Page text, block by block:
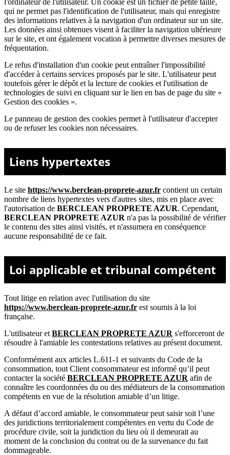
l'ordinateur de l'utilisateur. Un cookie est un fichier de petite taille,
qui ne permet pas l'identification de l'utilisateur, mais qui enregistre
des informations relatives à la navigation d'un ordinateur sur un site.
Les données ainsi obtenues visent à faciliter la navigation ultérieure
sur le site, et ont également vocation à permettre diverses mesures de
fréquentation.
Le refus d'installation d'un cookie peut entraîner l'impossibilité
d'accéder à certains services proposés par le site. L'utilisateur peut
toutefois gérer le dépôt et la lecture de cookies et l'utilisation de
technologies de suivi en cliquant sur le lien en bas de page du site «
Gestion des cookies ».
Le panneau de gestion des cookies permet à l'utilisateur d'accepter
ou de refuser les cookies non nécessaires.
Liens hypertextes
Le site https://www.berclean-proprete-azur.fr contient un certain
nombre de liens hypertextes vers d'autres sites, mis en place avec
l'autorisation de BERCLEAN PROPRETE AZUR. Cependant,
BERCLEAN PROPRETE AZUR n'a pas la possibilité de vérifier
le contenu des sites ainsi visités, et n'assumera en conséquence
aucune responsabilité de ce fait.
Loi applicable et tribunal compétent
Tout litige en relation avec l'utilisation du site
https://www.berclean-proprete-azur.fr est soumis à la loi
française.
L'utilisateur et BERCLEAN PROPRETE AZUR s'efforceront de
résoudre à l'amiable les contestations relatives au présent document.
Conformément aux articles L.611-1 et suivants du Code de la
consommation, tout Client consommateur est informé qu’il peut
contacter la société BERCLEAN PROPRETE AZUR afin de
connaître les coordonnées du ou des médiateurs de la consommation
compétents en vue de la résolution amiable d’un litige.
A défaut d’accord amiable, le consommateur peut saisir soit l’une
des juridictions territorialement compétentes en vertu du Code de
procédure civile, soit la juridiction du lieu où il demeurait au
moment de la conclusion du contrat ou de la survenance du fait
dommageable.